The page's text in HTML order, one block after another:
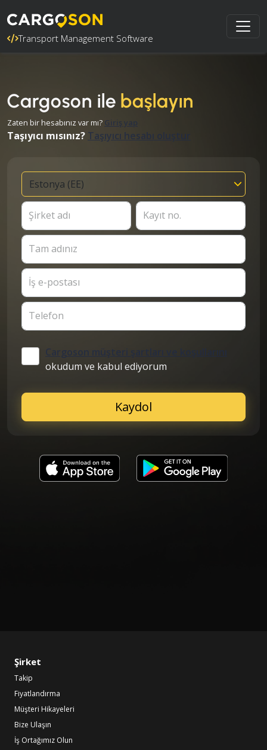
Transport Management Software
Cargoson ile başlayın
Zaten bir hesabınız var mı? Giriş yap
Taşıyıcı mısınız? Taşıyıcı hesabı oluştur
Şirket adı Kayıt no.
Tam adınız
İş e-postası
Telefon
Cargoson müşteri şartları ve koşullarını
okudum ve kabul ediyorum
Kaydol
Şirket
Takip
Fiyatlandırma
Müşteri Hikayeleri
Bize Ulaşın
İş Ortağımız Olun